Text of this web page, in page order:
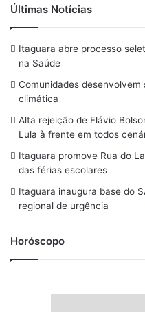
a
c
e
b
o
o
k
h
r
e
a
d
s
n
s
t
a
r
a
m
u
e
s
y
Últimas Notícias
Itaguara abre processo
na Saúde
Comunidades
climática
Alta rejeição de Flávio
Lula à frente em todos
Itaguara promove Rua do
das férias escolares
Itaguara inaugura base do
regional de urgência
Horóscopo